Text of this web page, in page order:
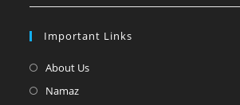
Important Links
About UsOpens
NamazOpens